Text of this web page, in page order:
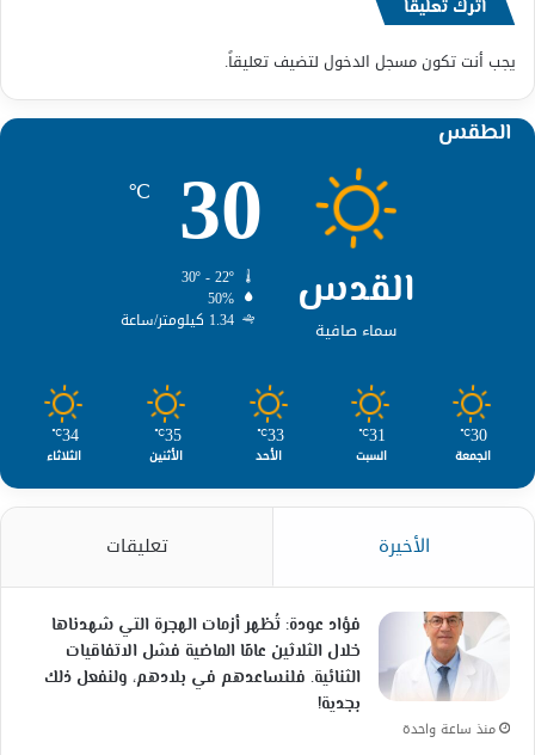
اترك تعليقاً
يجب أنت تكونمسجل الدخول لتضيف تعليقاً.
الطقس
القدس
سماء صافية
30
℃
50%
1.34 كيلومتر/ساعة
30
℃
الجمعة
31
℃
السبت
33
℃
الأحد
35
℃
الأثنين
34
℃
الثلاثاء
الأخيرة تعليقات
فؤاد عودة: تُظهر أزمات الهجرة التي شهدناها
خلال الثلاثين عامًا الماضية فشل الاتفاقيات
الثنائية. فلنساعدهم في بلادهم، ولنفعل ذلك
بجدية!
منذ ساعة واحدة